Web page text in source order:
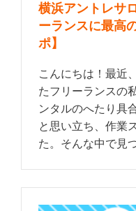
横浜アントレサ
ーランスに最高
ポ】
こんにちは！最近
たフリーランスの
ンタルのへたり具
と思い立ち、作業
た。そんな中で見